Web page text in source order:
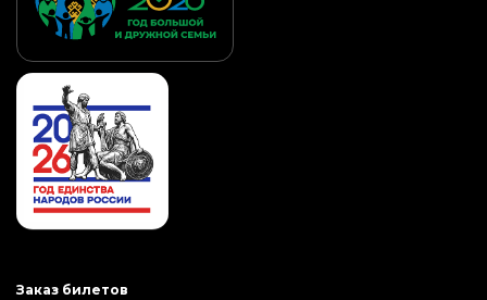
Заказ билетов